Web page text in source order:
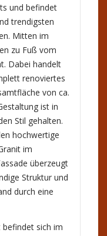
und befindet
trendigsten
Mitten im
zu Fuß vom
Dabei handelt
renoviertes
von ca.
ist in
Stil gehalten.
hochwertige
im
überzeugt
Struktur und
durch eine
befindet sich im